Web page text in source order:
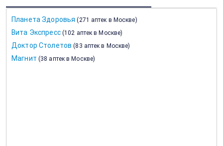
Планета Здоровья (271 аптек в Москве)
Вита Экспресс (102 аптек в Москве)
Доктор Столетов (83 аптек в Москве)
Магнит (38 аптек в Москве)